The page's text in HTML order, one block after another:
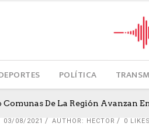
POLÍTICA
De La Región Avanzan
03/08/2021 AUTHOR: HECTOR 0 LIKES